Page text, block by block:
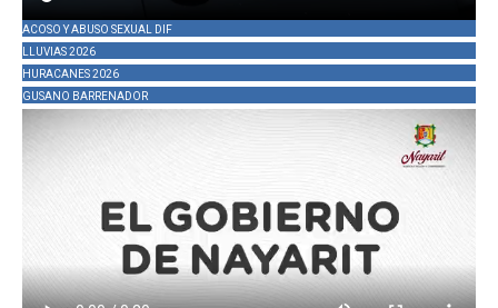
ACOSO Y ABUSO SEXUAL DIF
LLUVIAS 2026
HURACANES 2026
GUSANO BARRENADOR